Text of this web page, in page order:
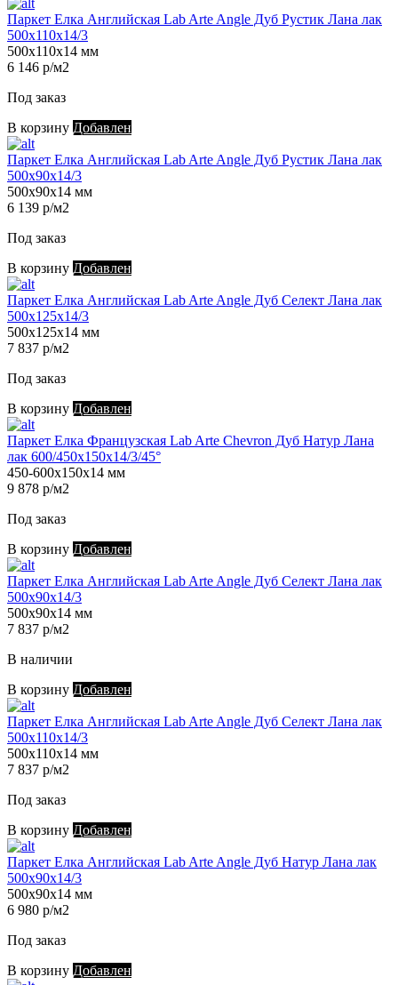
Паркет Елка Английская Lab Arte Angle Дуб Рустик Лана лак
500х110х14/3
500х110х14 мм
6 146 р/м2
Под заказ
В корзину Добавлен
Паркет Елка Английская Lab Arte Angle Дуб Рустик Лана лак
500х90х14/3
500х90х14 мм
6 139 р/м2
Под заказ
В корзину Добавлен
Паркет Елка Английская Lab Arte Angle Дуб Селект Лана лак
500х125х14/3
500х125х14 мм
7 837 р/м2
Под заказ
В корзину Добавлен
Паркет Елка Французская Lab Arte Chevron Дуб Натур Лана
лак 600/450х150х14/3/45°
450-600х150х14 мм
9 878 р/м2
Под заказ
В корзину Добавлен
Паркет Елка Английская Lab Arte Angle Дуб Селект Лана лак
500х90х14/3
500х90х14 мм
7 837 р/м2
В наличии
В корзину Добавлен
Паркет Елка Английская Lab Arte Angle Дуб Селект Лана лак
500х110х14/3
500х110х14 мм
7 837 р/м2
Под заказ
В корзину Добавлен
Паркет Елка Английская Lab Arte Angle Дуб Натур Лана лак
500х90х14/3
500х90х14 мм
6 980 р/м2
Под заказ
В корзину Добавлен